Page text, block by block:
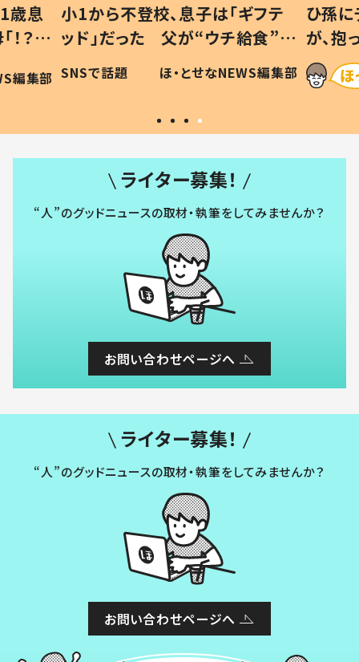
歳息
？」
編集部
小1から不登校、息子は「ギフテ
ッド」だった 父が“ウチ給食”を
作り続ける理由とは #令和の親
#令和の子
SNSで話題 ほ・とせなNEWS編集部
ひ孫
が、
「涙が
い」
ライター募集！
“人”のグッドニュースの取材・執筆をしてみませんか？
お問い合わせページへ
ライター募集！
“人”のグッドニュースの取材・執筆をしてみませんか？
お問い合わせページへ